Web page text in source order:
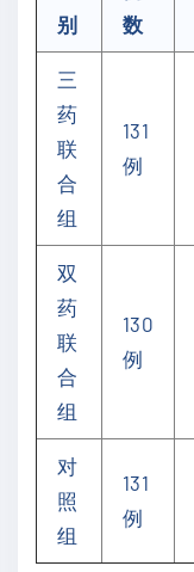
别
数
三
药
联
合
组
131
例
双
药
联
合
组
130
例
对
照
组
131
例